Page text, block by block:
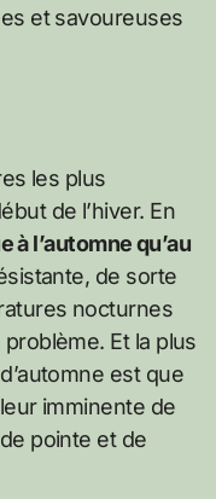
et savoureuses
les plus
de l’hiver. En
l’automne qu’au
de sorte
nocturnes
Et la plus
est que
imminente de
pointe et de